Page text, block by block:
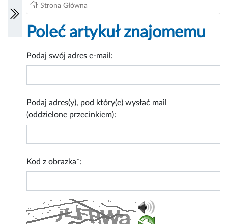
Strona Główna
Poleć artykuł znajomemu
Podaj swój adres e-mail:
Podaj adres(y), pod który(e) wysłać mail
(oddzielone przecinkiem):
Kod z obrazka*: